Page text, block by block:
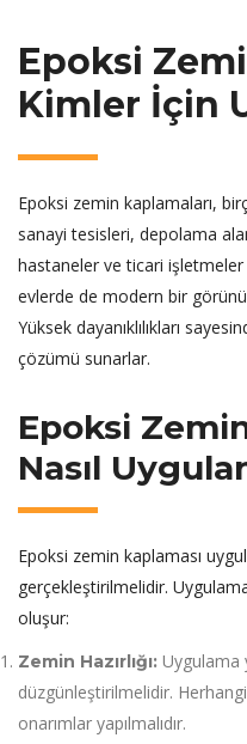
Epoksi
Kimler İçin
Epoksi zemin kaplamaları,
sanayi tesisleri, depolama
hastaneler ve ticari işletmeler
evlerde de modern bir
Yüksek dayanıklılıkları
çözümü sunarlar.
Epoksi
Nasıl
Epoksi zemin kaplaması
gerçekleştirilmelidir.
oluşur:
Zemin Hazırlığı: Uygulama
düzgünleştirilmelidir.
onarımlar yapılmalıdır.